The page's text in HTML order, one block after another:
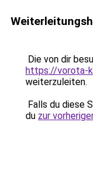
Die von dir
https://vorota-
weiterzuleiten.
Falls du diese
du zur